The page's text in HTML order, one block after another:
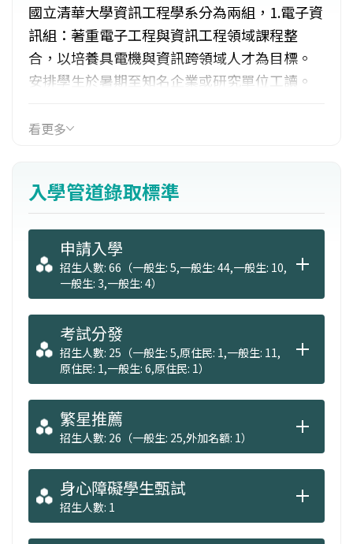
國立清華大學資訊工程學系分為兩組，1.電子資
訊組：著重電子工程與資訊工程領域課程整
合，以培養具電機與資訊跨領域人才為目標。
安排學生於暑期至知名企業或研究單位工讀。
國際交換生獎學金一年。2. 資訊工程組：培養
程，包含雲端計算、多媒體系統、網路、IC設
計、嵌入式系統等學程。並提供成績優秀學生
獎學金赴國外大學交換學習。
看更多
入學管道錄取標準
申請入學
招生人數: 66（一般生: 5,一般生: 44,一般生: 10,
一般生: 3,一般生: 4）
考試分發
招生人數: 25（一般生: 5,原住民: 1,一般生: 11,
原住民: 1,一般生: 6,原住民: 1）
繁星推薦
招生人數: 26（一般生: 25,外加名額: 1）
身心障礙學生甄試
招生人數: 1